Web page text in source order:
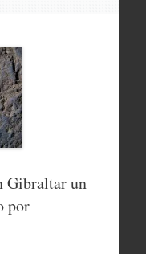
Gibraltar un
por